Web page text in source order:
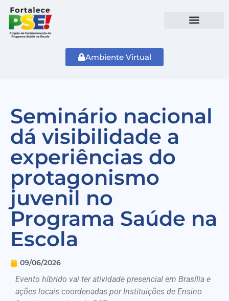
Ambiente Virtual
Seminário nacional
dá visibilidade a
experiências do
protagonismo
juvenil no
Programa Saúde na
Escola
09/06/2026
Evento híbrido vai ter atividade presencial em Brasília e
ações locais coordenadas por Instituições de Ensino